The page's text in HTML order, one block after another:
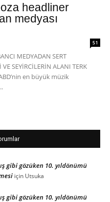
headliner
medyası
51
MEDYADAN SERT
VE SEYİRCİLERİN ALANI TERK
en büyük müzik
gibi gözüken 10. yıldönümü
için Utsuka
gibi gözüken 10. yıldönümü